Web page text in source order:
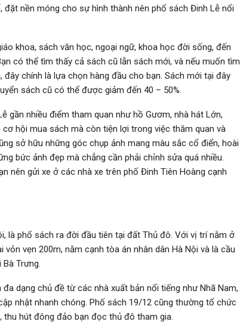
nền móng cho sự hình thành nên phố sách Đinh Lễ nổi
khoa, sách văn học, ngoại ngữ, khoa học đời sống, đến
có thể tìm thấy cả sách cũ lẫn sách mới, và nếu muốn tìm
chính là lựa chọn hàng đầu cho bạn. Sách mới tại đây
sách cũ có thể được giảm đến 40 – 50%.
gần nhiều điểm tham quan như hồ Gươm, nhà hát Lớn,
hội mua sách mà còn tiện lợi trong việc thăm quan và
sở hữu những góc chụp ảnh mang màu sắc cổ điển, hoài
bức ảnh đẹp mà chẳng cần phải chỉnh sửa quá nhiều.
nên gửi xe ở các nhà xe trên phố Đinh Tiên Hoàng cạnh
là phố sách ra đời đầu tiên tại đất Thủ đô. Với vị trí nằm ở
vẹn 200m, nằm cạnh tòa án nhân dân Hà Nội và là cầu
Trưng.
dạng chủ đề từ các nhà xuất bản nổi tiếng như Nhã Nam,
nhật nhanh chóng. Phố sách 19/12 cũng thường tổ chức
hút đông đảo bạn đọc thủ đô tham gia.